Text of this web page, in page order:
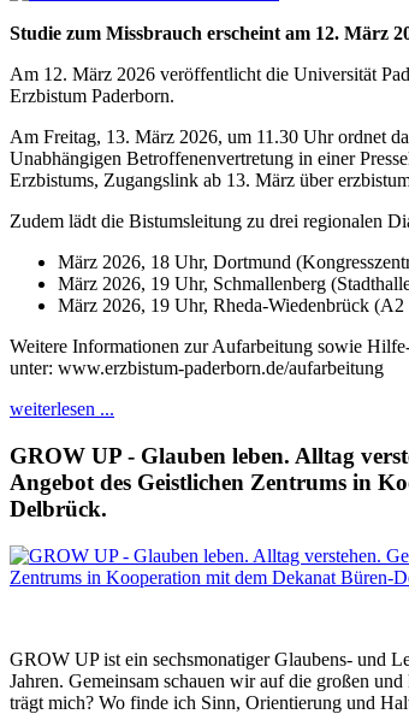
Studie zum Missbrauch erscheint am 12. März
Am 12. März 2026 veröffentlicht die Universität
Erzbistum Paderborn.
Am Freitag, 13. März 2026, um 11.30 Uhr ordnet
Unabhängigen Betroffenenvertretung in einer
Erzbistums, Zugangslink ab 13. März über
Zudem lädt die Bistumsleitung zu drei regionalen
März 2026, 18 Uhr, Dortmund
März 2026, 19 Uhr, Schmallenberg
März 2026, 19 Uhr, Rheda-Wiedenbrück (A2
Weitere Informationen zur Aufarbeitung sowie
unter: www.erzbistum-paderborn.de/aufarbeitung
weiterlesen ...
GROW UP - Glauben leben. Alltag
Angebot des Geistlichen Zentrums in
Delbrück.
GROW UP ist ein sechsmonatiger Glaubens- und
Jahren. Gemeinsam schauen wir auf die großen
trägt mich? Wo finde ich Sinn, Orientierung und